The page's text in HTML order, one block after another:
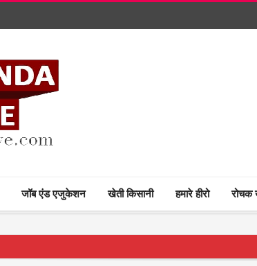
जॉब एंड एजुकेशन खेती किसानी हमारे हीरो रोचक